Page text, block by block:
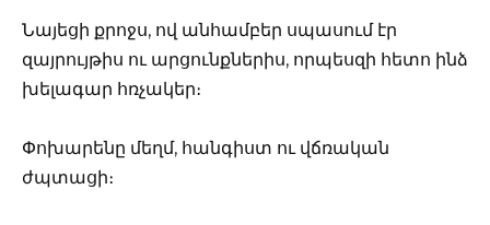
Նայեցի քրոջս, ով անհամբեր սպասում էր
զայրույթիս ու արցունքներիս, որպեսզի հետո ինձ
խելագար հռչակեր։
Փոխարենը մեղմ, հանգիստ ու վճռական
ժպտացի։